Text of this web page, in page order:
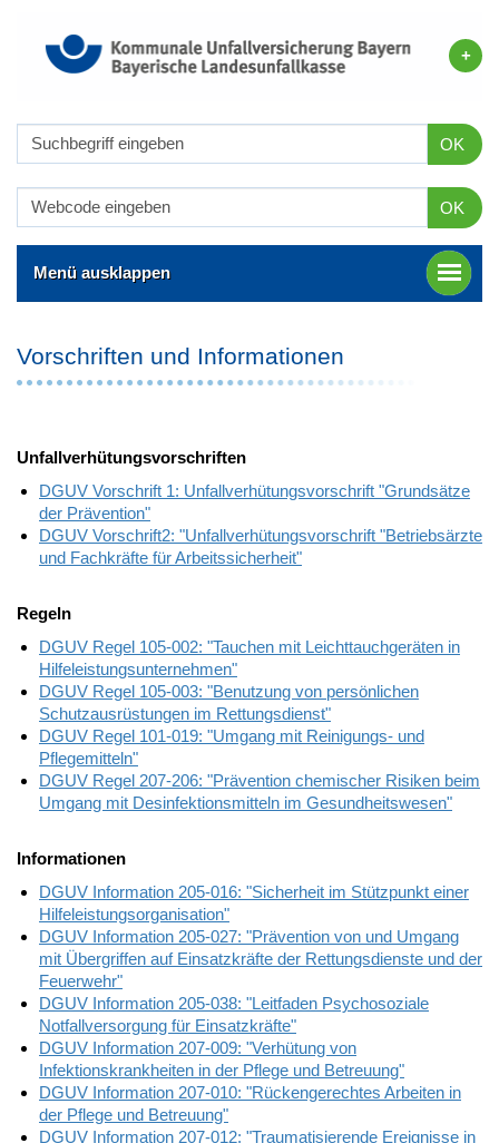
OK
OK
Menü ausklappen
Vorschriften und Informationen
Unfallverhütungsvorschriften
DGUV Vorschrift 1: Unfallverhütungsvorschrift "Grundsätze
der Prävention"
DGUV Vorschrift2: "Unfallverhütungsvorschrift "Betriebsärzte
und Fachkräfte für Arbeitssicherheit"
Regeln
DGUV Regel 105-002: "Tauchen mit Leichttauchgeräten in
Hilfeleistungsunternehmen"
DGUV Regel 105-003: "Benutzung von persönlichen
Schutzausrüstungen im Rettungsdienst"
DGUV Regel 101-019: "Umgang mit Reinigungs- und
Pflegemitteln"
DGUV Regel 207-206: "Prävention chemischer Risiken beim
Umgang mit Desinfektionsmitteln im Gesundheitswesen"
Informationen
DGUV Information 205-016: "Sicherheit im Stützpunkt einer
Hilfeleistungsorganisation"
DGUV Information 205-027: "Prävention von und Umgang
mit Übergriffen auf Einsatzkräfte der Rettungsdienste und der
Feuerwehr"
DGUV Information 205-038: "Leitfaden Psychosoziale
Notfallversorgung für Einsatzkräfte"
DGUV Information 207-009: "Verhütung von
Infektionskrankheiten in der Pflege und Betreuung"
DGUV Information 207-010: "Rückengerechtes Arbeiten in
der Pflege und Betreuung"
DGUV Information 207-012: "Traumatisierende Ereignisse in